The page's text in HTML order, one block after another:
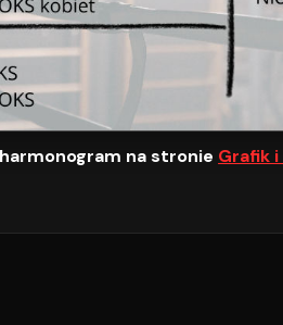
na stronie Grafik